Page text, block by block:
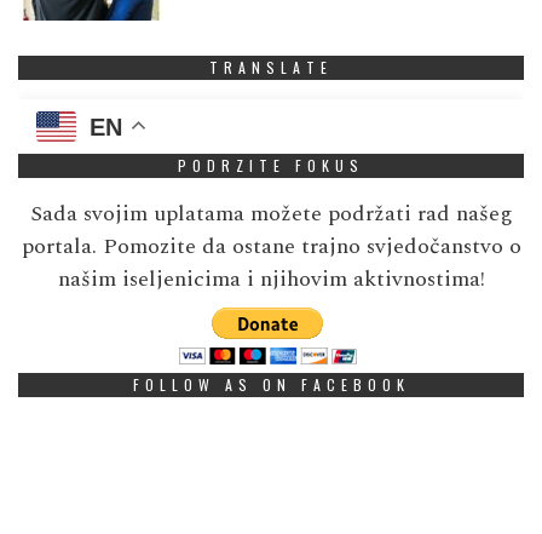
TRANSLATE
EN
PODRZITE FOKUS
Sada svojim uplatama možete podržati rad našeg
portala. Pomozite da ostane trajno svjedočanstvo o
našim iseljenicima i njihovim aktivnostima!
FOLLOW AS ON FACEBOOK